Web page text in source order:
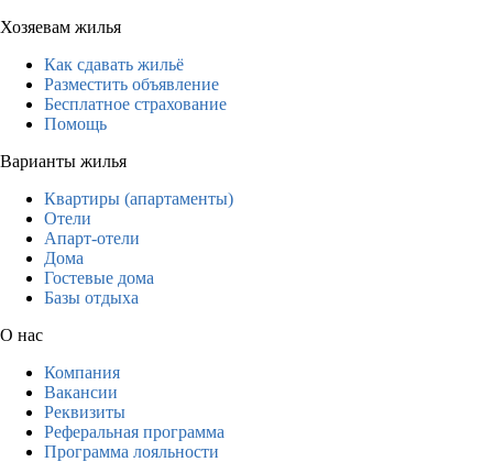
Хозяевам жилья
Как сдавать жильё
Разместить объявление
Бесплатное страхование
Помощь
Варианты жилья
Квартиры (апартаменты)
Отели
Апарт-отели
Дома
Гостевые дома
Базы отдыха
О нас
Компания
Вакансии
Реквизиты
Реферальная программа
Программа лояльности